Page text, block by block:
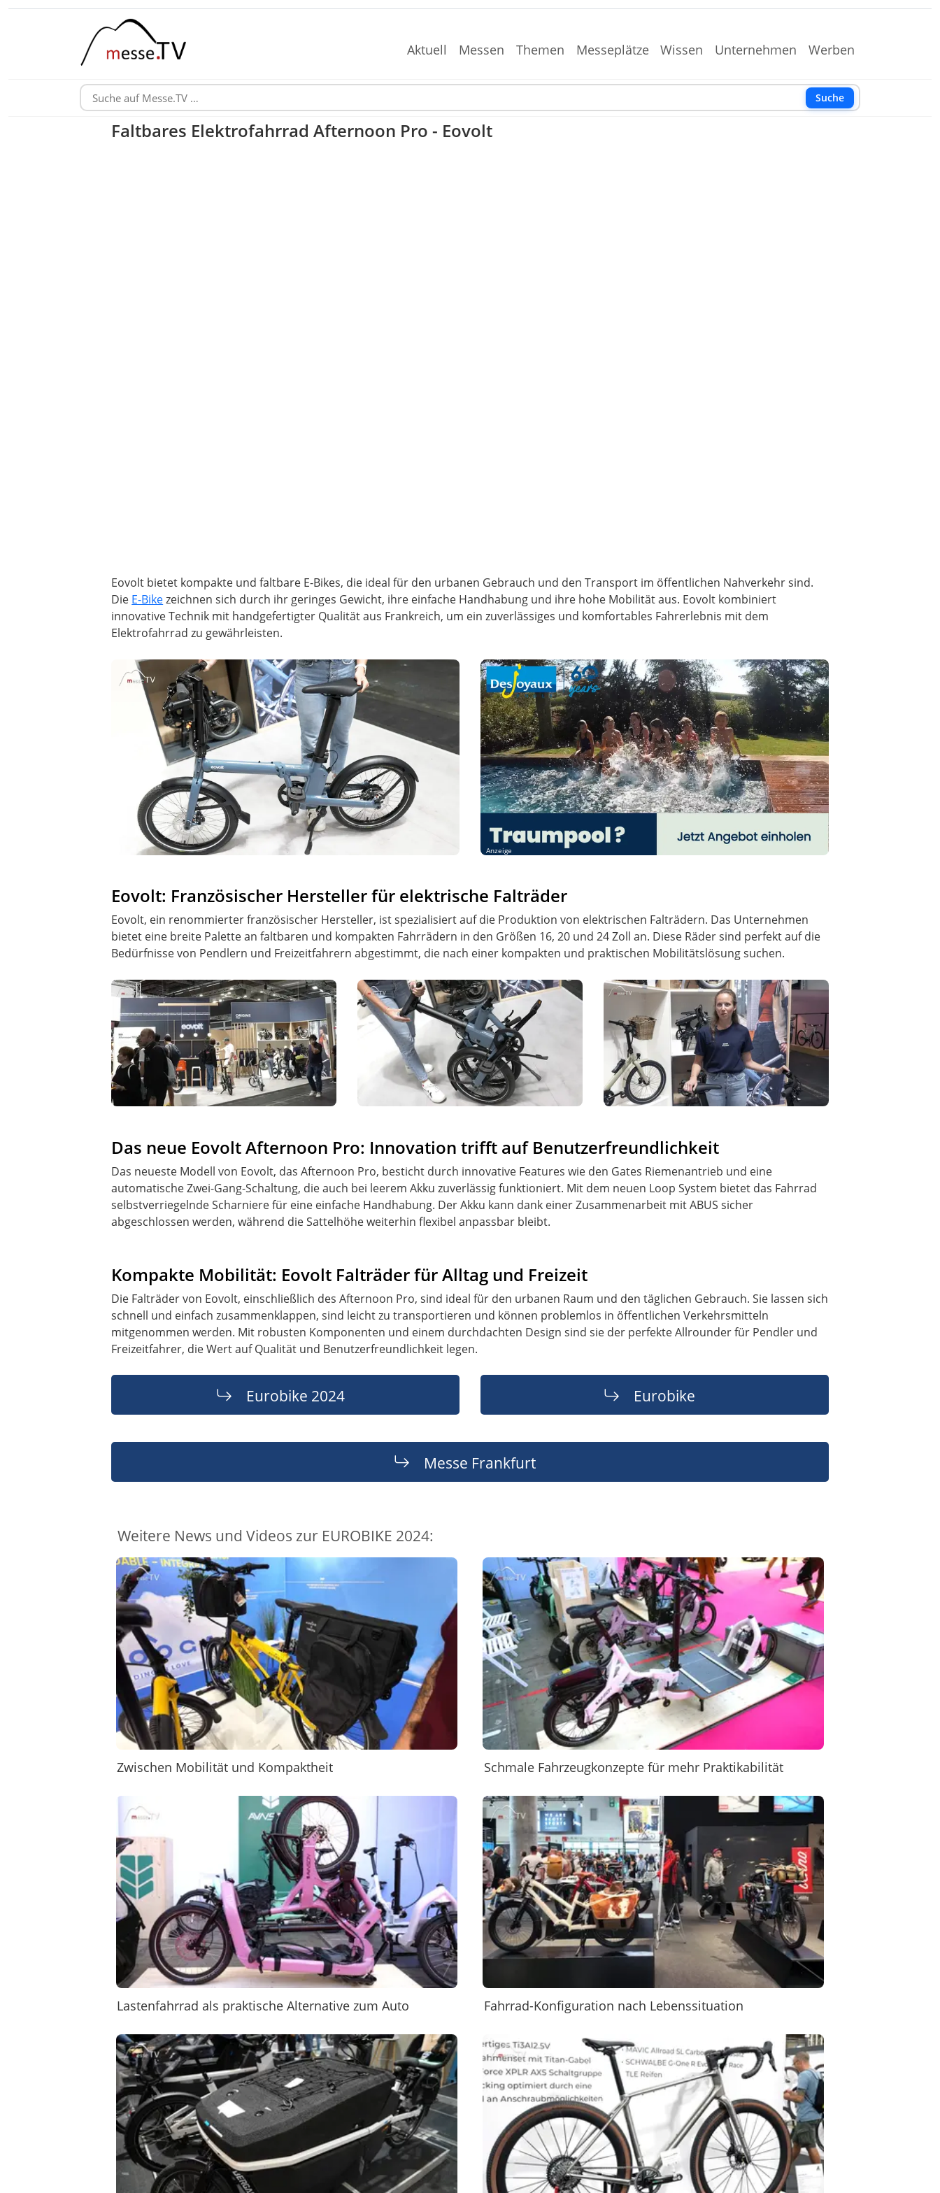
Aktuell Messen Themen Messeplätze Wissen Unternehmen Werben
Suche
Faltbares Elektrofahrrad Afternoon Pro - Eovolt
Eovolt bietet kompakte und faltbare E-Bikes, die ideal für den urbanen Gebrauch und den Transport im öffentlichen Nahverkehr sind.
Die E-Bikezeichnen sich durch ihr geringes Gewicht, ihre einfache Handhabung und ihre hohe Mobilität aus. Eovolt kombiniert
innovative Technik mit handgefertigter Qualität aus Frankreich, um ein zuverlässiges und komfortables Fahrerlebnis mit dem
Elektrofahrrad zu gewährleisten.
Anzeige
Eovolt: Französischer Hersteller für elektrische Falträder
Eovolt, ein renommierter französischer Hersteller, ist spezialisiert auf die Produktion von elektrischen Falträdern. Das Unternehmen
bietet eine breite Palette an faltbaren und kompakten Fahrrädern in den Größen 16, 20 und 24 Zoll an. Diese Räder sind perfekt auf die
Bedürfnisse von Pendlern und Freizeitfahrern abgestimmt, die nach einer kompakten und praktischen Mobilitätslösung suchen.
Das neue Eovolt Afternoon Pro: Innovation trifft auf Benutzerfreundlichkeit
Das neueste Modell von Eovolt, das Afternoon Pro, besticht durch innovative Features wie den Gates Riemenantrieb und eine
automatische Zwei-Gang-Schaltung, die auch bei leerem Akku zuverlässig funktioniert. Mit dem neuen Loop System bietet das Fahrrad
selbstverriegelnde Scharniere für eine einfache Handhabung. Der Akku kann dank einer Zusammenarbeit mit ABUS sicher
abgeschlossen werden, während die Sattelhöhe weiterhin flexibel anpassbar bleibt.
Kompakte Mobilität: Eovolt Falträder für Alltag und Freizeit
Die Falträder von Eovolt, einschließlich des Afternoon Pro, sind ideal für den urbanen Raum und den täglichen Gebrauch. Sie lassen sich
schnell und einfach zusammenklappen, sind leicht zu transportieren und können problemlos in öffentlichen Verkehrsmitteln
mitgenommen werden. Mit robusten Komponenten und einem durchdachten Design sind sie der perfekte Allrounder für Pendler und
Freizeitfahrer, die Wert auf Qualität und Benutzerfreundlichkeit legen.
Eurobike 2024 Eurobike
Messe Frankfurt
Weitere News und Videos zur EUROBIKE 2024:
Zwischen Mobilität und Kompaktheit Schmale Fahrzeugkonzepte für mehr Praktikabilität
Lastenfahrrad als praktische Alternative zum Auto Fahrrad-Konfiguration nach Lebenssituation